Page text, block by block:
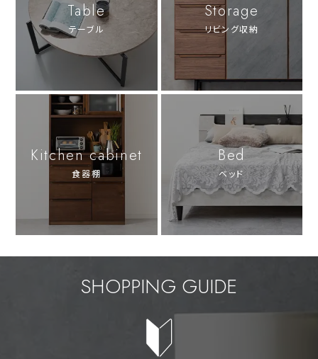
Table
テーブル
Storage
リビング収納
Kitchen cabinet
食器棚
Bed
ベッド
SHOPPING GUIDE